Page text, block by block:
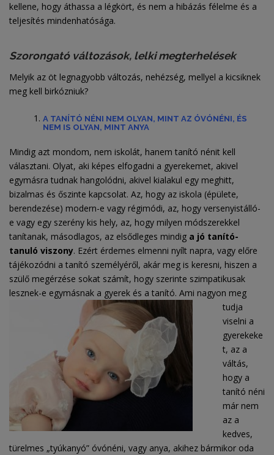
kellene, hogy áthassa a légkört, és nem a hibázás félelme és a
teljesítés mindenhatósága.
Szorongató változások, lelki megterhelések
Melyik az öt legnagyobb változás, nehézség, mellyel a kicsiknek
meg kell birkózniuk?
A TANÍTÓ NÉNI NEM OLYAN, MINT AZ ÓVÓNÉNI, ÉS
NEM IS OLYAN, MINT ANYA
Mindig azt mondom, nem iskolát, hanem tanító nénit kell
választani. Olyat, aki képes elfogadni a gyerekemet, akivel
egymásra tudnak hangolódni, akivel kialakul egy meghitt,
bizalmas és őszinte kapcsolat. Az, hogy az iskola (épülete,
berendezése) modern-e vagy régimódi, az, hogy versenyistálló-
e vagy egy szerény kis hely, az, hogy milyen módszerekkel
tanítanak, másodlagos, az elsődleges mindig a jó tanító-
tanuló viszony. Ezért érdemes elmenni nyílt napra, vagy előre
tájékozódni a tanító személyéről, akár meg is keresni, hiszen a
szülő megérzése sokat számít, hogy szerinte szimpatikusak
lesznek-e egymásnak a gyerek és a tanító. Ami nagyon meg
tudja
viselni a
gyerekeke
t, az a
váltás,
hogy a
tanító néni
már nem
az a
kedves,
türelmes „tyúkanyó” óvónéni, vagy anya, akihez bármikor oda